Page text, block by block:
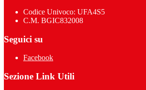
Codice Univoco: UFA4S5
C.M. BGIC832008
Seguici su
Facebook
Sezione Link Utili